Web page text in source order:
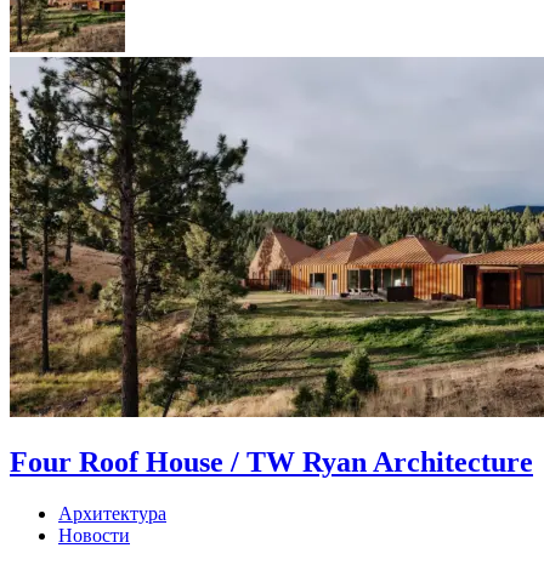
Four Roof House / TW Ryan Architecture
Архитектура
Новости